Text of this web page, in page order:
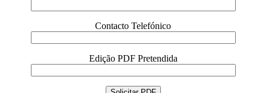
Contacto Telefónico
Edição PDF Pretendida